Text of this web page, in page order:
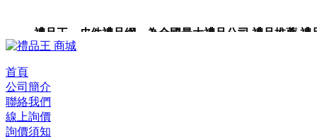
禮品王 皮件禮品網 為全國最大禮品公司,禮品推薦,禮
卡,企業禮品,禮品小物,高級禮品,禮品網站。
首頁
公司簡介
聯絡我們
線上詢價
詢價須知